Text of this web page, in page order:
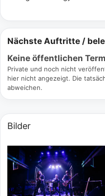
Nächste Auftritte /
Keine öffentlichen
Private und noch nicht
hier nicht angezeigt. Die
abweichen.
Bilder